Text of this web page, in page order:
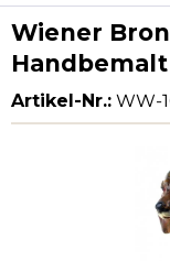
Wiener
Artikel-Nr.: WW-